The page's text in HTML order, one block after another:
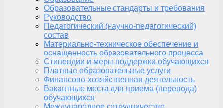
Образовательные стандарты и требования
Руководство
Педагогический (научно-педагогический)
состав
Материально-техническое обеспечение и
оснащенность образовательного процесса
Стипендии и меры поддержки обучающихся
Платные образовательные услуги
Финансово-хозяйственная деятельность
Вакантные места для приема (перевода)
обучающихся
Международное сотрудничество